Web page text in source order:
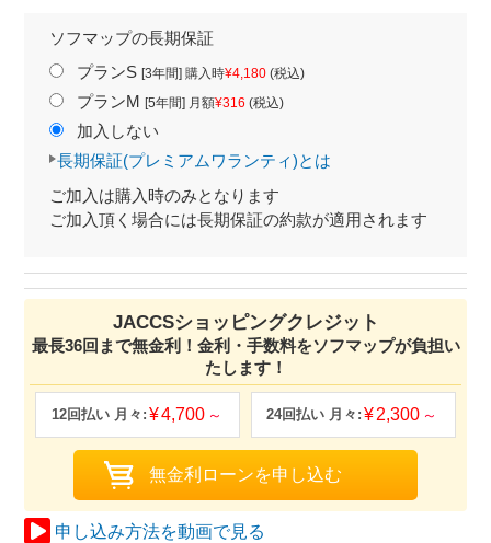
ソフマップの長期保証
プランS [3年間] 購入時¥4,180(税込)
プランM [5年間] 月額¥316 (税込)
加入しない
長期保証(プレミアムワランティ)とは
ご加入は購入時のみとなります
ご加入頂く場合には長期保証の約款が適用されます
JACCSショッピングクレジット
最長36回まで無金利！金利・手数料をソフマップが負担い
たします！
4,700 2,300
申し込み方法を動画で見る